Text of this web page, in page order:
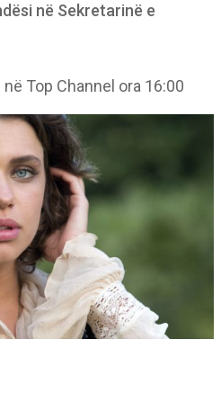
në Sekretarinë e
Top Channel ora 16:00